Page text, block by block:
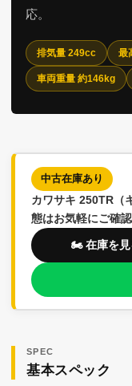
応。
排気量 249cc 最
車両重量 約146kg
中古在庫あり
カワサキ 250TR（
態はお気軽にご確
🏍️ 在庫を見
SPEC
基本スペック